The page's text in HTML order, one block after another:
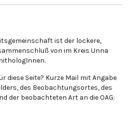
ist der lockere,
von im Kreis Unna
diese Seite? Kurze Mail mit Angabe
des Beobachtungsortes, des
der beobachteten Art an die OAG: